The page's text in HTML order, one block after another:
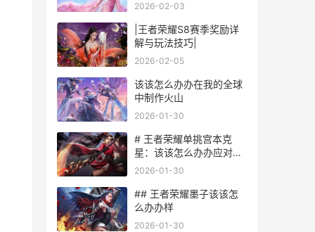
2026-02-03
|王者荣耀S8赛季奖励详
解与玩法技巧|
2026-02-05
该该怎么办办在我的全球
中制作火山
2026-01-30
# 王者荣耀单挑宫本克
星：该该怎么办办应对宫
本武藏的挑战
2026-01-30
## 王者荣耀墨子该该怎
么办办样
2026-01-30